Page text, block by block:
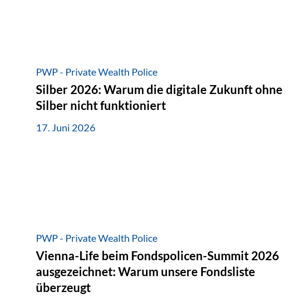
PWP - Private Wealth Police
Silber 2026: Warum die digitale Zukunft ohne
Silber nicht funktioniert
17. Juni 2026
PWP - Private Wealth Police
Vienna-Life beim Fondspolicen-Summit 2026
ausgezeichnet: Warum unsere Fondsliste
überzeugt